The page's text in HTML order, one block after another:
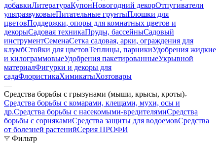
добавкиЛитератураКупонНовогодний декорОтпугиватели
ультразвуковыеПитательные грунтыПлошки для
цветовПоддержки, опоры для комнатных цветов и
декорыСадовая техникаПруды, бассейныСадовый
инструментСеменаСетка садовая, арки, ограждения для
клумбСтойки для цветовТеплицы, парникиУдобрения жидкие
и килограммовыеУдобрения пакетированныеУкрывной
материалФигурки и декоры для
садаФлористикаХимикатыХозтовары
—
Средства борьбы с грызунами (мыши, крысы, кроты)
Средства борьбы с комарами, клещами, мухи, осы и
др.Средства борьбы с насекомыми-вредителямиСредства
борьбы с сорнякамиСредства защиты для водоемовСредства
от болезней растенийСерия ПРОФИ
Фильтр